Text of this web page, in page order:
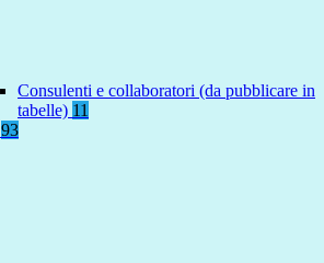
Consulenti e collaboratori (da pubblicare in
tabelle) 11
93